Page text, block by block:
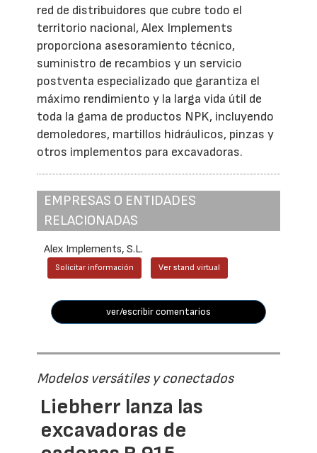
red de distribuidores que cubre todo el
territorio nacional, Alex Implements
proporciona asesoramiento técnico,
suministro de recambios y un servicio
postventa especializado que garantiza el
máximo rendimiento y la larga vida útil de
toda la gama de productos NPK, incluyendo
demoledores, martillos hidráulicos, pinzas y
otros implementos para excavadoras.
EMPRESAS O ENTIDADES
RELACIONADAS
Alex Implements, S.L.
Solicitar información Ver stand virtual
ver/escribir comentarios
Modelos versátiles y conectados
Liebherr lanza las
excavadoras de